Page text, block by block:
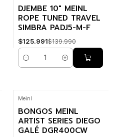
DJEMBE 10" MEINL
ROPE TUNED TRAVEL
SIMBRA PADJ5-M-F
$125.991$139.990
Cantidad
Meinl
BONGOS MEINL
ARTIST SERIES DIEGO
GALÉ DGR400CW